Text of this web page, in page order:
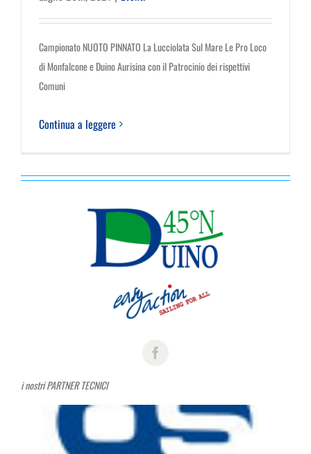
CONTATTI
Campionato NUOTO PINNATO La Lucciolata Sul Mare Le Pro Loco
di Monfalcone e Duino Aurisina con il Patrocinio dei rispettivi
Comuni
Continua a leggere
i nostri PARTNER TECNICI